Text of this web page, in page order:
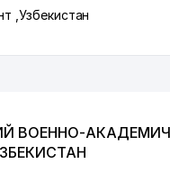
Узбекистан
ВОЕННО-